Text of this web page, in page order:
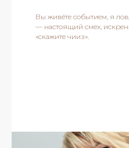
Вы живёте событием, я
— настоящий смех,
«скажите чииз».